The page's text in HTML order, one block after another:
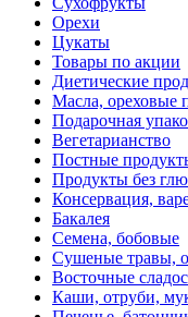
Орехи
Цукаты
Товары по акции
Диетические
Масла, ореховые
Подарочная
Вегетарианство
Постные
Продукты без
Консервация,
Бакалея
Семена, бобовые
Сушеные травы,
Восточные
Каши, отруби,